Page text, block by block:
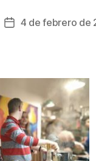
4 de febrero de